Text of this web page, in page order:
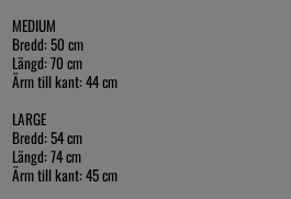
MEDIUM
Bredd: 50 cm
Längd: 70 cm
Ärm till kant: 44 cm
LARGE
Bredd: 54 cm
Längd: 74 cm
Ärm till kant: 45 cm